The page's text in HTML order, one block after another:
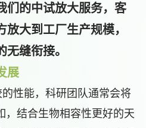
们的中试放大服务，客
大到工厂生产规模，
缝衔接。
展
性能，科研团队通常会将
，结合生物相容性更好的天